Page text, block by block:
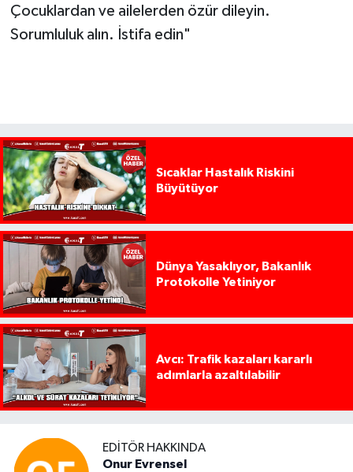
Çocuklardan ve ailelerden özür dileyin.
Sorumluluk alın. İstifa edin"
Sıcaklar Hastalık Riskini
Büyütüyor
Dünya Yasaklıyor, Bakanlık
Protokolle Yetiniyor
Avcı: Trafik kazaları kararlı
adımlarla azaltılabilir
EDITÖR HAKKINDA
Onur Evrensel